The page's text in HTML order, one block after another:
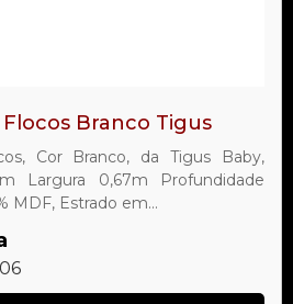
Branco Tigus
Cor Branco, da Tigus Baby,
Largura 0,67m Profundidade
MDF, Estrado em...